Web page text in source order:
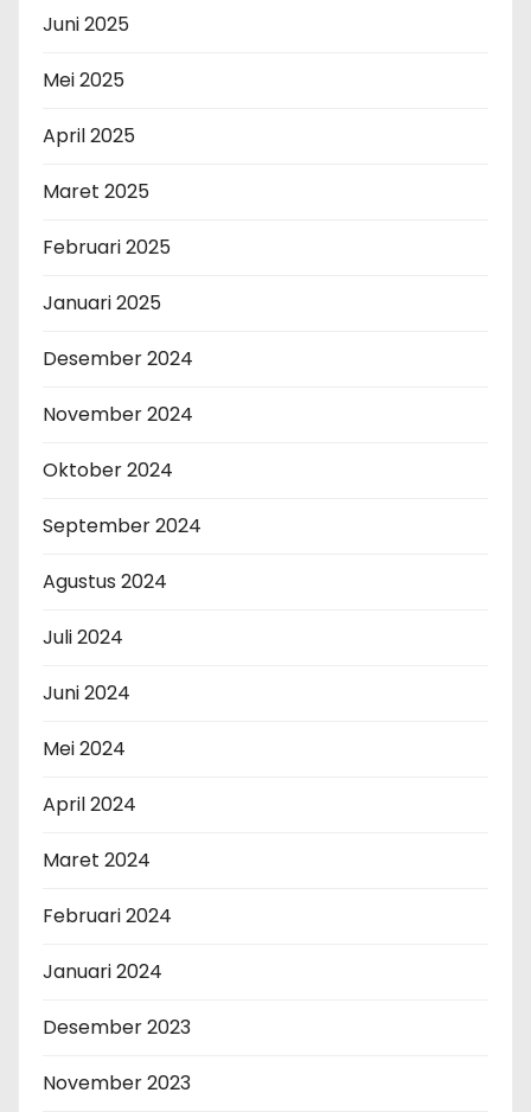
Juni 2025
Mei 2025
April 2025
Maret 2025
Februari 2025
Januari 2025
Desember 2024
November 2024
Oktober 2024
September 2024
Agustus 2024
Juli 2024
Juni 2024
Mei 2024
April 2024
Maret 2024
Februari 2024
Januari 2024
Desember 2023
November 2023